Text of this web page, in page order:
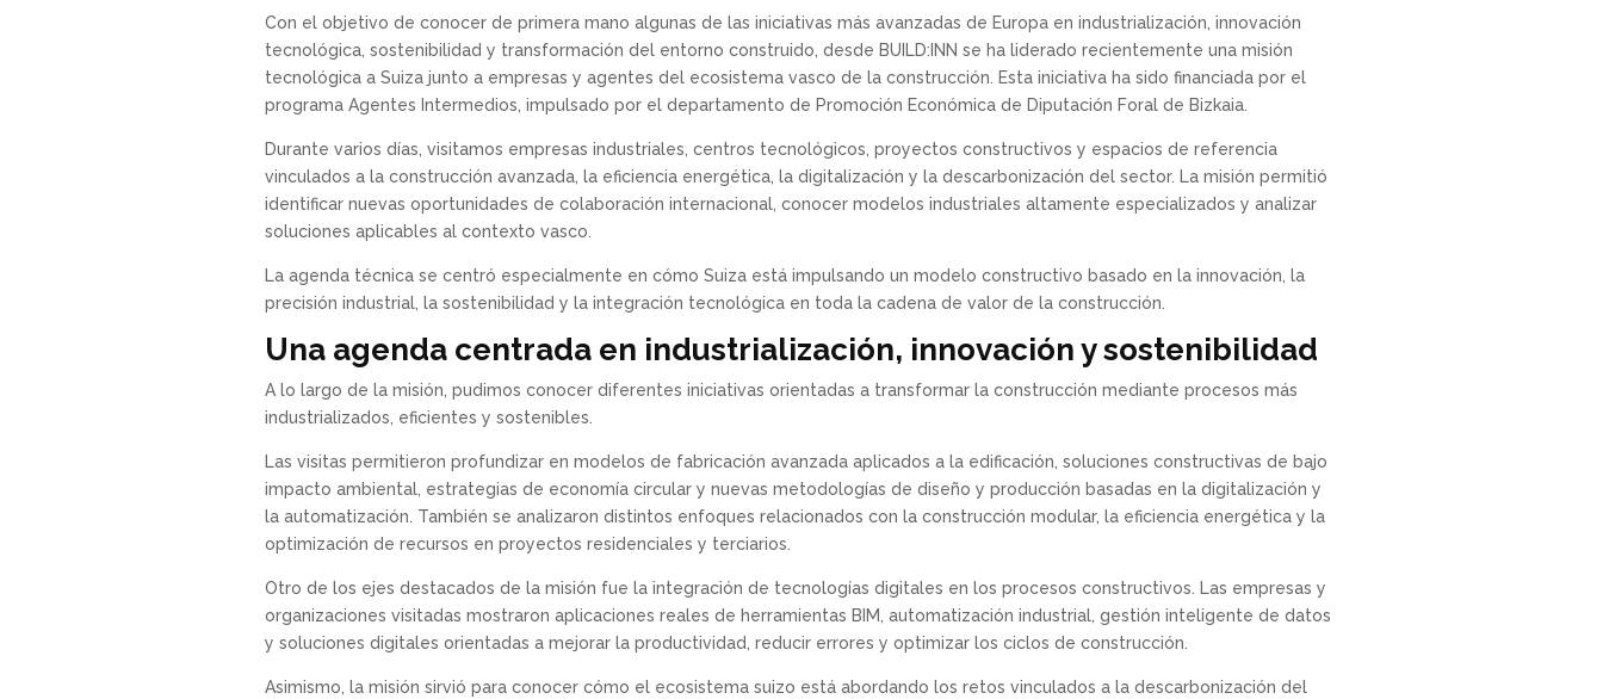
Con el objetivo de conocer de primera mano algunas de las iniciativas más avanzadas de Europa en industrialización, innovación
tecnológica, sostenibilidad y transformación del entorno construido, desde BUILD:INN se ha liderado recientemente una misión
tecnológica a Suiza junto a empresas y agentes del ecosistema vasco de la construcción. Esta iniciativa ha sido financiada por el
programa Agentes Intermedios, impulsado por el departamento de Promoción Económica de Diputación Foral de Bizkaia.
Durante varios días, visitamos empresas industriales, centros tecnológicos, proyectos constructivos y espacios de referencia
vinculados a la construcción avanzada, la eficiencia energética, la digitalización y la descarbonización del sector. La misión permitió
identificar nuevas oportunidades de colaboración internacional, conocer modelos industriales altamente especializados y analizar
soluciones aplicables al contexto vasco.
La agenda técnica se centró especialmente en cómo Suiza está impulsando un modelo constructivo basado en la innovación, la
precisión industrial, la sostenibilidad y la integración tecnológica en toda la cadena de valor de la construcción.
Una agenda centrada en industrialización, innovación y sostenibilidad
A lo largo de la misión, pudimos conocer diferentes iniciativas orientadas a transformar la construcción mediante procesos más
industrializados, eficientes y sostenibles.
Las visitas permitieron profundizar en modelos de fabricación avanzada aplicados a la edificación, soluciones constructivas de bajo
impacto ambiental, estrategias de economía circular y nuevas metodologías de diseño y producción basadas en la digitalización y
la automatización. También se analizaron distintos enfoques relacionados con la construcción modular, la eficiencia energética y la
optimización de recursos en proyectos residenciales y terciarios.
Otro de los ejes destacados de la misión fue la integración de tecnologías digitales en los procesos constructivos. Las empresas y
organizaciones visitadas mostraron aplicaciones reales de herramientas BIM, automatización industrial, gestión inteligente de datos
y soluciones digitales orientadas a mejorar la productividad, reducir errores y optimizar los ciclos de construcción.
Asimismo, la misión sirvió para conocer cómo el ecosistema suizo está abordando los retos vinculados a la descarbonización del